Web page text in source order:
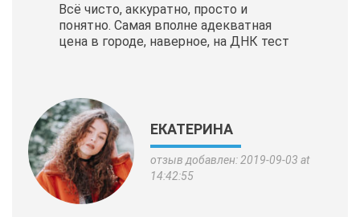
Всё чисто, аккуратно, просто и
понятно. Самая вполне адекватная
цена в городе, наверное, на ДНК тест
ЕКАТЕРИНА
отзыв добавлен: 2019-09-03 at
14:42:55